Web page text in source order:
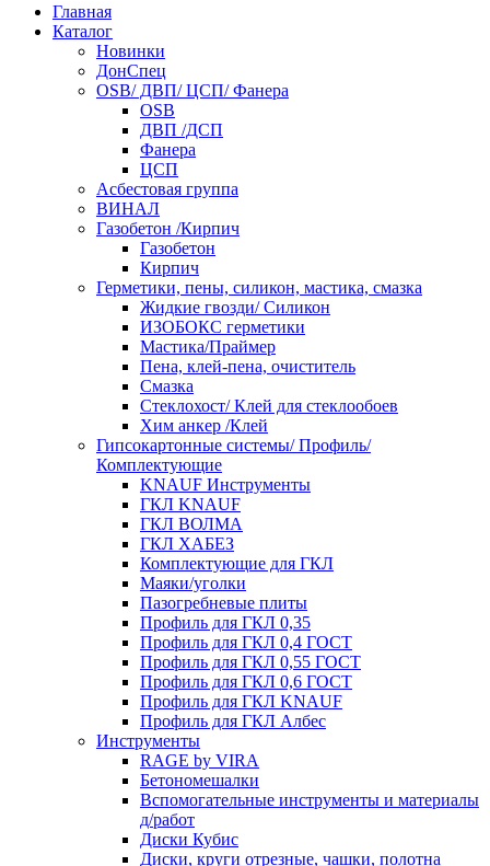
Главная
Каталог
Новинки
ДонСпец
OSB/ ДВП/ ЦСП/ Фанера
OSB
ДВП /ДСП
Фанера
ЦСП
Асбестовая группа
ВИНАЛ
Газобетон /Кирпич
Газобетон
Кирпич
Герметики, пены, силикон, мастика, смазка
Жидкие гвозди/ Силикон
ИЗОБОКС герметики
Мастика/Праймер
Пена, клей-пена, очиститель
Смазка
Стеклохост/ Клей для стеклообоев
Хим анкер /Клей
Гипсокартонные системы/ Профиль/
Комплектующие
KNAUF Инструменты
ГКЛ KNAUF
ГКЛ ВОЛМА
ГКЛ ХАБЕЗ
Комплектующие для ГКЛ
Маяки/уголки
Пазогребневые плиты
Профиль для ГКЛ 0,35
Профиль для ГКЛ 0,4 ГОСТ
Профиль для ГКЛ 0,55 ГОСТ
Профиль для ГКЛ 0,6 ГОСТ
Профиль для ГКЛ KNAUF
Профиль для ГКЛ Албес
Инструменты
RAGE by VIRA
Бетономешалки
Вспомогательные инструменты и материалы
д/работ
Диски Кубис
Диски, круги отрезные, чашки, полотна